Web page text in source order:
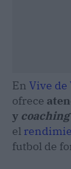
En Vive de
ofrece
y coaching
el
futbol de